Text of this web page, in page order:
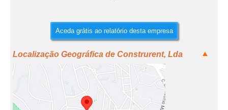
Aceda grátis ao relatório desta empresa
Localização Geográfica de Construrent, Lda